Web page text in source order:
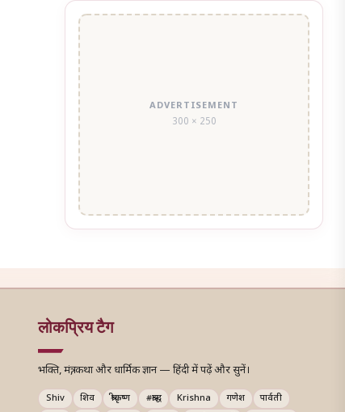
ADVERTISEMENT
300 × 250
लोकप्रिय टैग
भक्ति, मंत्र, कथा और धार्मिक ज्ञान — हिंदी में पढ़ें और सुनें।
Shiv शिव श्रीकृष्ण #श्राद्ध Krishna गणेश
पार्वती